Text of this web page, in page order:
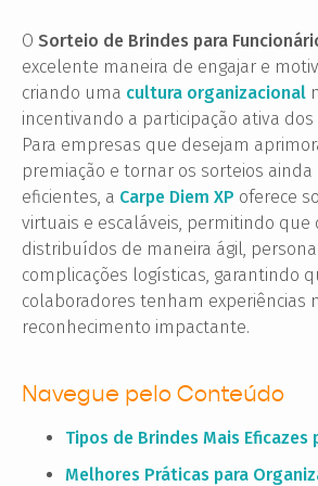
O Sorteio de Brindes para
excelente maneira de engajar e
criando uma cultura organizacional
incentivando a participação ativa
Para empresas que desejam
premiação e tornar os sorteios ainda
eficientes, a Carpe Diem XP oferece
virtuais e escaláveis, permitindo que
distribuídos de maneira ágil,
complicações logísticas, garantindo
colaboradores tenham experiências
reconhecimento impactante.
Navegue pelo Conteúdo
Tipos de Brindes Mais Eficazes
Melhores Práticas para